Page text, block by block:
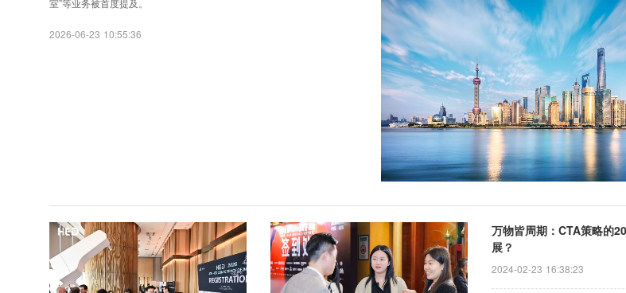
室”等业务被首度提及。
2026-06-23 10:55:36
万物皆周期：CTA策略的
展？
2024-02-23 16:38:23